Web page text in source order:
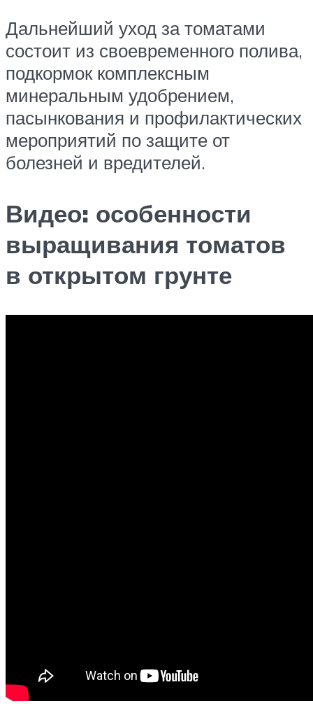
Дальнейший уход за томатами
состоит из своевременного полива,
подкормок комплексным
минеральным удобрением,
пасынкования и профилактических
мероприятий по защите от
болезней и вредителей.
Видео: особенности
выращивания томатов
в открытом грунте